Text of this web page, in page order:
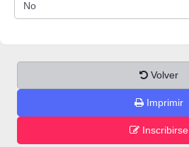
Volver
Imprimir
Inscribirse